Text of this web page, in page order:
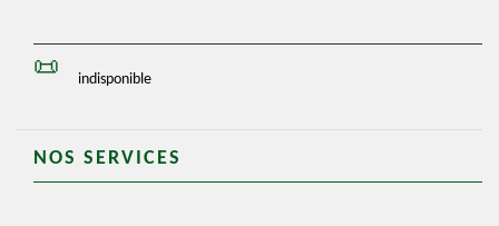
indisponible
NOS SERVICES